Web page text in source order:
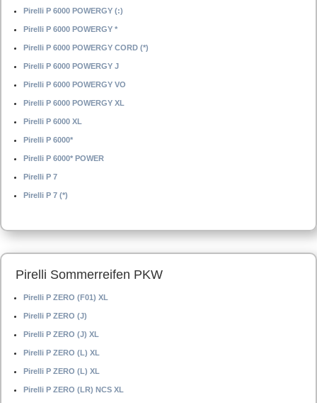
Pirelli P 6000 POWERGY (:)
Pirelli P 6000 POWERGY *
Pirelli P 6000 POWERGY CORD (*)
Pirelli P 6000 POWERGY J
Pirelli P 6000 POWERGY VO
Pirelli P 6000 POWERGY XL
Pirelli P 6000 XL
Pirelli P 6000*
Pirelli P 6000* POWER
Pirelli P 7
Pirelli P 7 (*)
Pirelli Sommerreifen PKW
Pirelli P ZERO (F01) XL
Pirelli P ZERO (J)
Pirelli P ZERO (J) XL
Pirelli P ZERO (L) XL
Pirelli P ZERO (L) XL
Pirelli P ZERO (LR) NCS XL